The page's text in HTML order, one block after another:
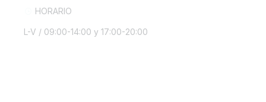
HORARIO
L-V / 09:00-14:00 y 17:00-20:00